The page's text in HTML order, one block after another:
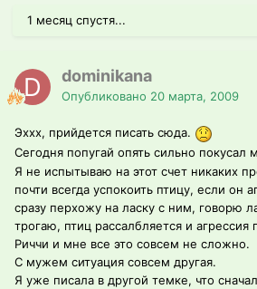
1 месяц спустя...
dominikana
Опубликовано 20 марта, 2009
Эххх, прийдется писать сюда.
Сегодня попугай опять сильно покусал
Я не испытываю на этот счет никаких
почти всегда успокоить птицу, если он
сразу перхожу на ласку с ним, говорю
трогаю, птиц рассалбляется и агрессия
Риччи и мне все это совсем не сложно.
С мужем ситуация совсем другая.
Я уже писала в другой темке, что